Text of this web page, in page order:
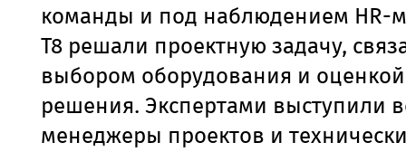
команды и под наблюдением HR-
Т8 решали проектную задачу,
выбором оборудования и
решения. Экспертами выступили
менеджеры проектов и